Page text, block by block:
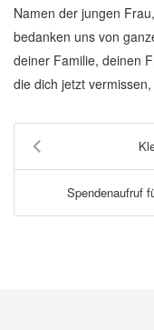
Namen der jungen
bedanken uns von
deiner Familie, deinen
die dich jetzt
Spendenaufruf